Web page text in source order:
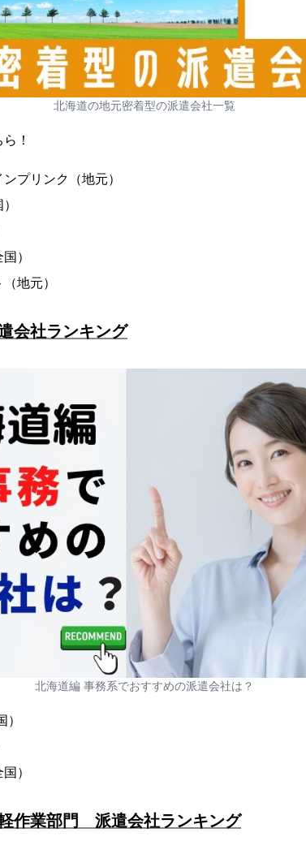
北海道の地元密着型の派遣会社一覧
！
プリンク（地元）
）
地元）
会社ランキング
北海道編 事務系でおすすめの派遣会社は？
）
作業部門 派遣会社ランキング